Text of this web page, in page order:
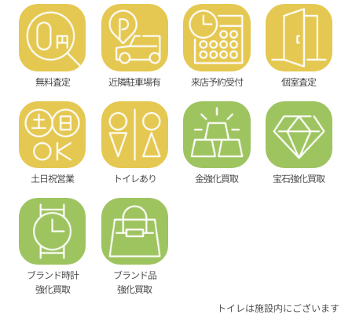
無料査定 近隣駐車場有 来店予約受付 個室査定
土日祝営業 トイレあり 金強化買取 宝石強化買取
ブランド時計
強化買取
ブランド品
強化買取
トイレは施設内にございます